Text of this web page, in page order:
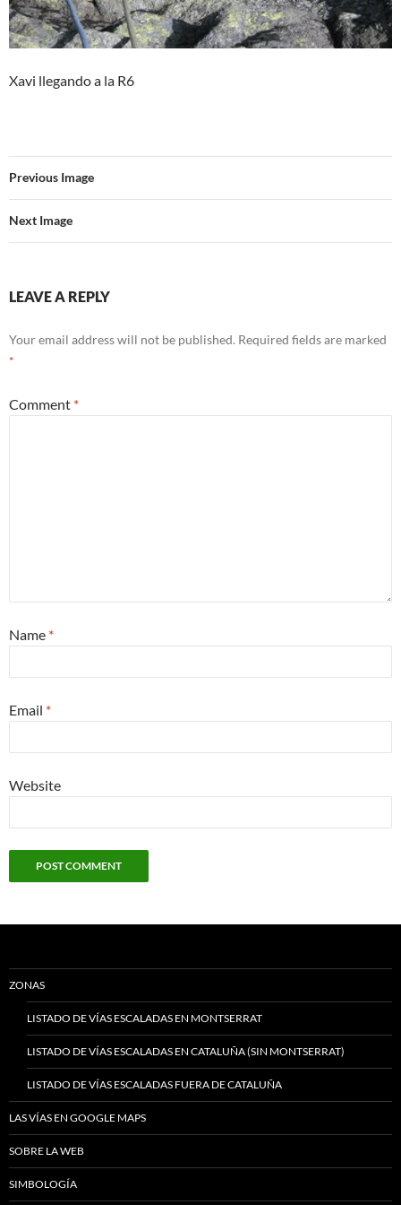
Xavi llegando a la R6
Previous Image
Next Image
LEAVE A REPLY
Your email address will not be published. Required fields are marked
*
Comment *
Name *
Email *
Website
ZONAS
LISTADO DE VÍAS ESCALADAS EN MONTSERRAT
LISTADO DE VÍAS ESCALADAS EN CATALUÑA (SIN MONTSERRAT)
LISTADO DE VÍAS ESCALADAS FUERA DE CATALUÑA
LAS VÍAS EN GOOGLE MAPS
SOBRE LA WEB
SIMBOLOGÍA